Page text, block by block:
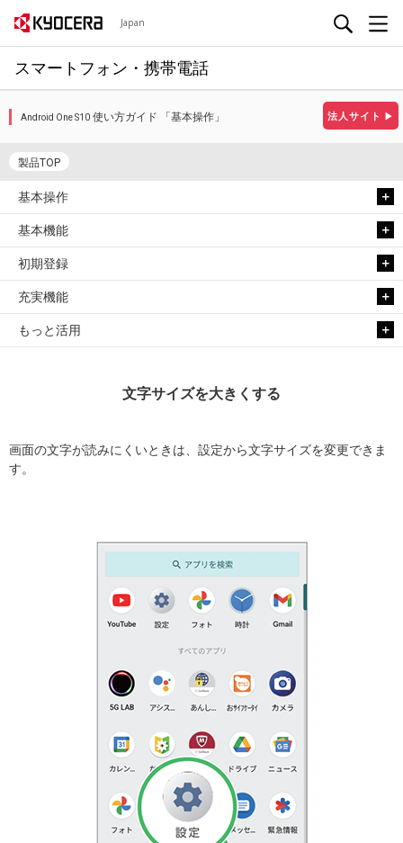
Japan
スマートフォン・携帯電話
法人サイト ▶
Android One S10 使い方ガイド 「基本操作」
製品TOP
基本操作
基本機能
初期登録
充実機能
もっと活用
文字サイズを大きくする
画面の文字が読みにくいときは、設定から文字サイズを変更できま
す。